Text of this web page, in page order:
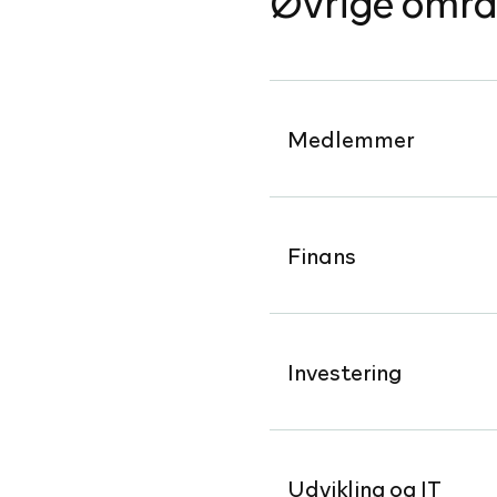
Medlemmer
Finans
Investering
Udvikling og IT